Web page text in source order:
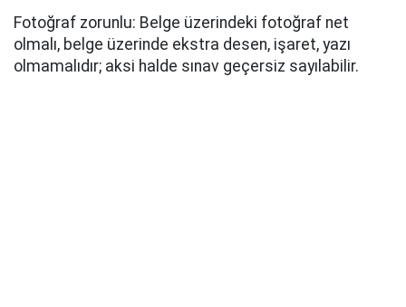
Fotoğraf zorunlu: Belge üzerindeki fotoğraf net
olmalı, belge üzerinde ekstra desen, işaret, yazı
olmamalıdır; aksi halde sınav geçersiz sayılabilir.